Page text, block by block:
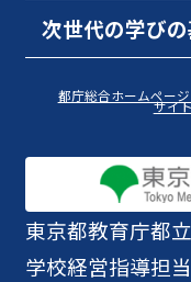
東京都教育庁都
学校経営指導担当
次世代の学び
都庁総合ホームページ
サイ